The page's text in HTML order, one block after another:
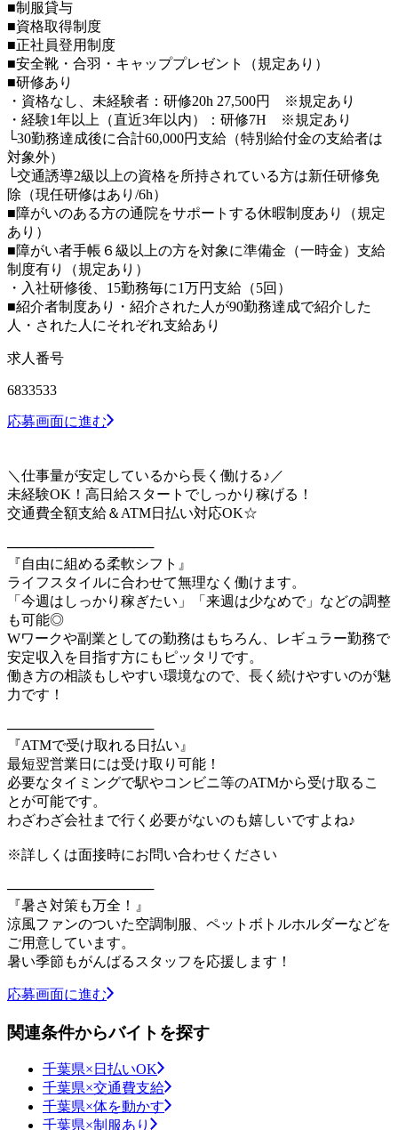
■制服貸与
■資格取得制度
■正社員登用制度
■安全靴・合羽・キャッププレゼント（規定あり）
■研修あり
・資格なし、未経験者：研修20h 27,500円 ※規定あり
・経験1年以上（直近3年以内）：研修7H ※規定あり
└30勤務達成後に合計60,000円支給（特別給付金の支給者は
対象外）
└交通誘導2級以上の資格を所持されている方は新任研修免
除（現任研修はあり/6h）
■障がいのある方の通院をサポートする休暇制度あり（規定
あり）
■障がい者手帳６級以上の方を対象に準備金（一時金）支給
制度有り（規定あり）
・入社研修後、15勤務毎に1万円支給（5回）
■紹介者制度あり・紹介された人が90勤務達成で紹介した
人・された人にそれぞれ支給あり
求人番号
6833533
応募画面に進む
＼仕事量が安定しているから長く働ける♪／
未経験OK！高日給スタートでしっかり稼げる！
交通費全額支給＆ATM日払い対応OK☆
───────────────
『自由に組める柔軟シフト』
ライフスタイルに合わせて無理なく働けます。
「今週はしっかり稼ぎたい」「来週は少なめで」などの調整
も可能◎
Wワークや副業としての勤務はもちろん、レギュラー勤務で
安定収入を目指す方にもピッタリです。
働き方の相談もしやすい環境なので、長く続けやすいのが魅
力です！
───────────────
『ATMで受け取れる日払い』
最短翌営業日には受け取り可能！
必要なタイミングで駅やコンビニ等のATMから受け取るこ
とが可能です。
わざわざ会社まで行く必要がないのも嬉しいですよね♪
※詳しくは面接時にお問い合わせください
───────────────
『暑さ対策も万全！』
涼風ファンのついた空調制服、ペットボトルホルダーなどを
ご用意しています。
暑い季節もがんばるスタッフを応援します！
応募画面に進む
関連条件からバイトを探す
千葉県×日払いOK
千葉県×交通費支給
千葉県×体を動かす
千葉県×制服あり